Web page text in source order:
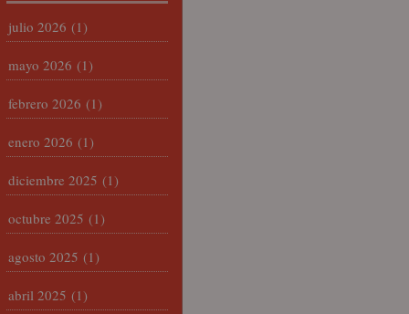
julio 2026 (1)
mayo 2026 (1)
febrero 2026 (1)
enero 2026 (1)
diciembre 2025 (1)
octubre 2025 (1)
agosto 2025 (1)
abril 2025 (1)